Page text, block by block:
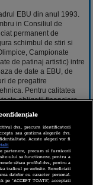
EBU din anul 1993.
in Consiliul de
permanent de
schimbul de stiri si
Campionate
de patinaj artistic) intre
de date a EBU, de
de pregatire
Pentru calitatea
obligatii financiare,
a difuzorilor publici
din 56 de tari si 21 de
si America. Infiintata in
cooperarea intre
EBU este o
de legea elvetiana, cu
dvs., precum identificatorii
sau gestiona alegerile dvs.
Aceste alegeri vor fi
partenere, precum si furnizorii
ului sa functioneze, pentru a
si/sau profilul dvs., pentru a
traficul pe website. Beneficiati
datelor cu caracter personal.
pe “ACCEPT TOATE”, acceptati